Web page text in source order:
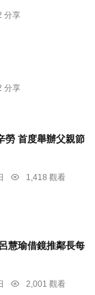
分享
分享
勞 首度舉辦父親節
1,418 觀看
慧瑜借鏡推鄰長每
2,001 觀看